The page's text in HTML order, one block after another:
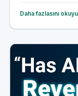
Daha fazlasını